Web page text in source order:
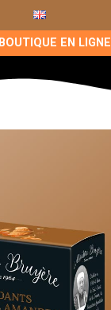
BOUTIQUE EN LIGNE